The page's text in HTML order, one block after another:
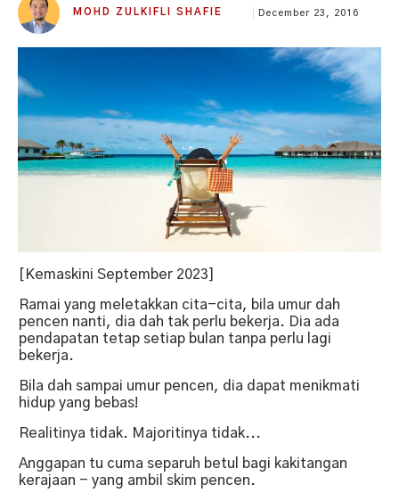
MOHD ZULKIFLI SHAFIE December 23, 2016
[Kemaskini September 2023]
Ramai yang meletakkan cita-cita, bila umur dah
pencen nanti, dia dah tak perlu bekerja. Dia ada
pendapatan tetap setiap bulan tanpa perlu lagi
bekerja.
Bila dah sampai umur pencen, dia dapat menikmati
hidup yang bebas!
Realitinya tidak. Majoritinya tidak...
Anggapan tu cuma separuh betul bagi kakitangan
kerajaan - yang ambil skim pencen.